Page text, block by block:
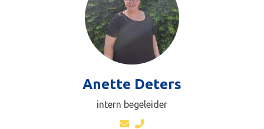
Anette Deters
intern begeleider